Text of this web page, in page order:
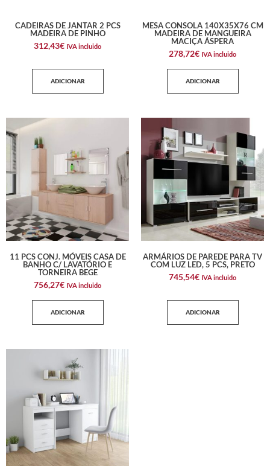
CADEIRAS DE JANTAR 2 PCS
MADEIRA DE PINHO
312,43€ IVA incluido
ADICIONAR
MESA CONSOLA 140X35X76 CM
MADEIRA DE MANGUEIRA
MACIÇA ÁSPERA
278,72€ IVA incluido
ADICIONAR
11 PCS CONJ. MÓVEIS CASA DE
BANHO C/ LAVATÓRIO E
TORNEIRA BEGE
756,27€ IVA incluido
ADICIONAR
ARMÁRIOS DE PAREDE PARA TV
COM LUZ LED, 5 PCS, PRETO
745,54€ IVA incluido
ADICIONAR